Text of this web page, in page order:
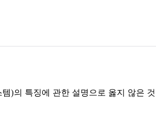
)의 특징에 관한 설명으로 옳지 않은 것